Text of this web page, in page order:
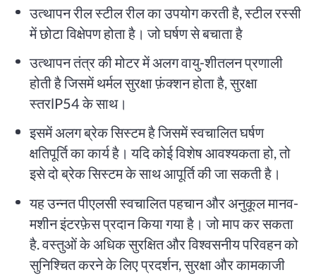
उत्थापन रील स्टील रील का उपयोग करती है, स्टील रस्सी
में छोटा विक्षेपण होता है। जो घर्षण से बचाता है
उत्थापन तंत्र की मोटर में अलग वायु-शीतलन प्रणाली
होती है जिसमें थर्मल सुरक्षा फ़ंक्शन होता है, सुरक्षा
स्तरlP54 के साथ।
इसमें अलग ब्रेक सिस्टम है जिसमें स्वचालित घर्षण
क्षतिपूर्ति का कार्य है। यदि कोई विशेष आवश्यकता हो, तो
इसे दो ब्रेक सिस्टम के साथ आपूर्ति की जा सकती है।
यह उन्नत पीएलसी स्वचालित पहचान और अनुकूल मानव-
मशीन इंटरफ़ेस प्रदान किया गया है। जो माप कर सकता
है. वस्तुओं के अधिक सुरक्षित और विश्वसनीय परिवहन को
सुनिश्चित करने के लिए प्रदर्शन, सुरक्षा और कामकाजी